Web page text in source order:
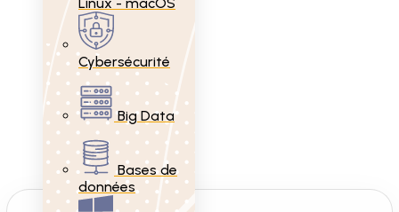
Cybersécurité
Big Data
Bases de
données